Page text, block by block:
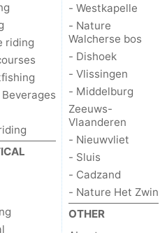
riding
Beverages
- Westkapelle
- Nature
Walcherse bos
- Dishoek
- Vlissingen
- Middelburg
Zeeuws-
Vlaanderen
- Nieuwvliet
- Sluis
- Cadzand
- Nature Het Zwin
OTHER